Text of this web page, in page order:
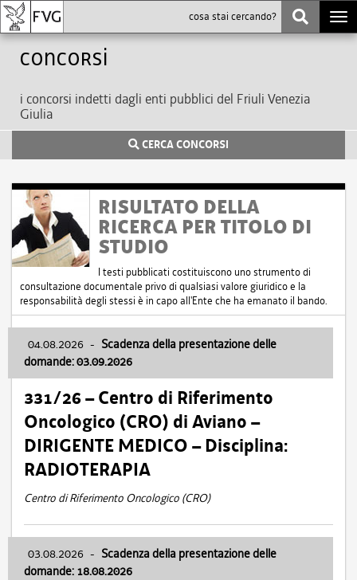
Concorsi
i concorsi indetti dagli enti pubblici del Friuli Venezia
Giulia
CERCA CONCORSI
RISULTATO DELLA
RICERCA PER TITOLO DI
STUDIO
I testi pubblicati costituiscono uno strumento di
consultazione documentale privo di qualsiasi valore giuridico e la
responsabilità degli stessi è in capo all'Ente che ha emanato il bando.
04.08.2026 - Scadenza della presentazione delle
domande: 03.09.2026
331/26 – Centro di Riferimento
Oncologico (CRO) di Aviano –
DIRIGENTE MEDICO – Disciplina:
RADIOTERAPIA
Centro di Riferimento Oncologico (CRO)
03.08.2026 - Scadenza della presentazione delle
domande: 18.08.2026